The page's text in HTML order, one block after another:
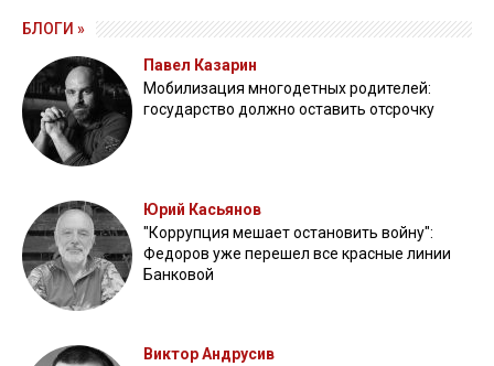
БЛОГИ »
Павел Казарин
Мобилизация многодетных родителей:
государство должно оставить отсрочку
Юрий Касьянов
"Коррупция мешает остановить войну":
Федоров уже перешел все красные линии
Банковой
Виктор Андрусив